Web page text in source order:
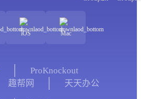
iOS Mac
ProKnockout
趣帮网 天天办公